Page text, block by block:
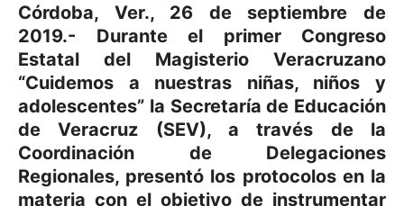
Córdoba, Ver., 26 de septiembre de
2019.- Durante el primer Congreso
Estatal del Magisterio Veracruzano
“Cuidemos a nuestras niñas, niños y
adolescentes” la Secretaría de Educación
de Veracruz (SEV), a través de la
Coordinación de Delegaciones
Regionales, presentó los protocolos en la
materia con el objetivo de instrumentar